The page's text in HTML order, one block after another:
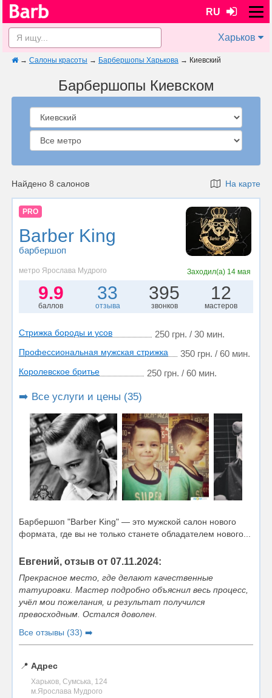
RU
Харьков
→ Салоны красоты → Барбершопы Харькова → Киевский
Барбершопы Киевском
Найдено 8 салонов На карте
PRO
Barber King
барбершоп
метро Ярослава Мудрого Заходил(а) 14 мая
9.9
баллов
33
отзыва
395
звонков
12
мастеров
Стрижка бороды и усов 250 грн. / 30 мин.
Профессиональная мужская стрижка 350 грн. / 60 мин.
Королевское бритье 250 грн. / 60 мин.
➡️ Все услуги и цены (35)
Барбершоп "Barber King" — это мужской салон нового
формата, где вы не только станете обладателем нового...
Евгений, отзыв от 07.11.2024:
Прекрасное место, где делают качественные
татуировки. Мастер подробно объяснил весь процесс,
учёл мои пожелания, и результат получился
превосходным. Остался доволен.
Все отзывы (33) ➡️
📍 Адрес
Харьков, Сумська, 124
м.Ярослава Мудрого